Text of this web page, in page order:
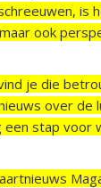
is
ook
je die
over de
stap voor